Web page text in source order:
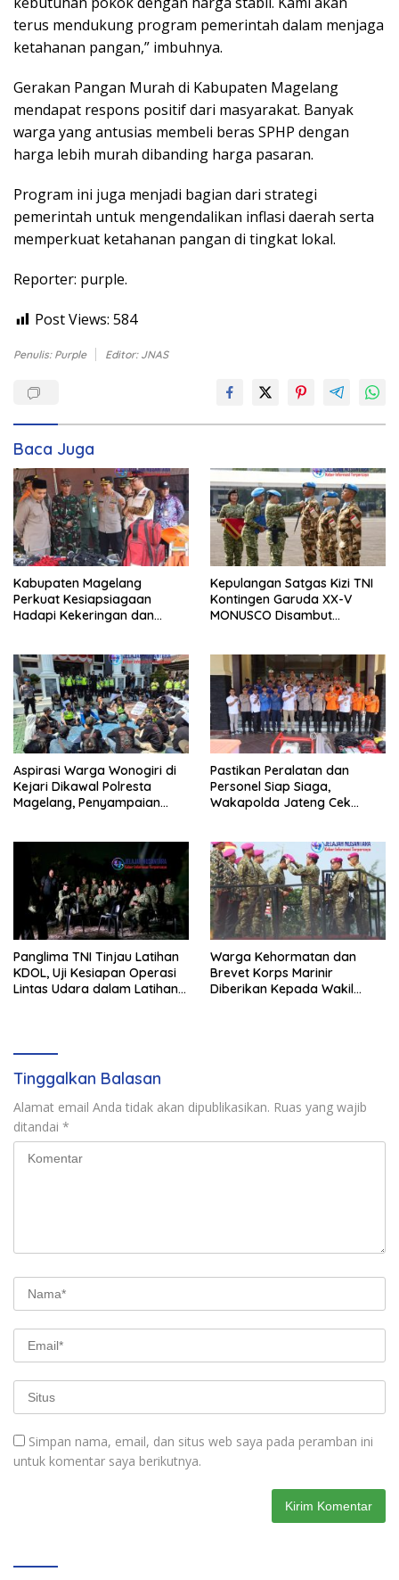
terus mendukung program pemerintah dalam menjaga
ketahanan pangan,” imbuhnya.
Gerakan Pangan Murah di Kabupaten Magelang
mendapat respons positif dari masyarakat. Banyak
warga yang antusias membeli beras SPHP dengan
harga lebih murah dibanding harga pasaran.
Program ini juga menjadi bagian dari strategi
pemerintah untuk mengendalikan inflasi daerah serta
memperkuat ketahanan pangan di tingkat lokal.
Reporter: purple.
Post Views: 584
Penulis: Purple Editor: JNAS
Baca Juga
Kabupaten Magelang
Perkuat Kesiapsiagaan
Hadapi Kekeringan dan
Kepulangan Satgas Kizi TNI
Kontingen Garuda XX-V
MONUSCO Disambut
Aspirasi Warga Wonogiri di
Kejari Dikawal Polresta
Magelang, Penyampaian
Pastikan Peralatan dan
Personel Siap Siaga,
Wakapolda Jateng Cek
Panglima TNI Tinjau Latihan
KDOL, Uji Kesiapan Operasi
Lintas Udara dalam Latihan
Warga Kehormatan dan
Brevet Korps Marinir
Diberikan Kepada Wakil
Tinggalkan Balasan
Alamat email Anda tidak akan dipublikasikan. Ruas yang wajib
ditandai *
Simpan nama, email, dan situs web saya pada peramban ini
untuk komentar saya berikutnya.